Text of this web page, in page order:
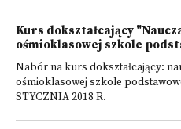
Kurs dokształcający
ośmioklasowej szkole
Nabór na kurs dokształcający:
ośmioklasowej szkole
STYCZNIA 2018 R.